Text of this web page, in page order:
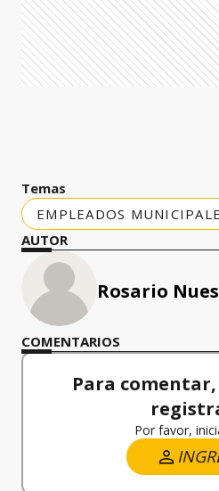
Temas
EMPLEADOS
AUTOR
Rosario
COMENTARIOS
Para
Por favor,